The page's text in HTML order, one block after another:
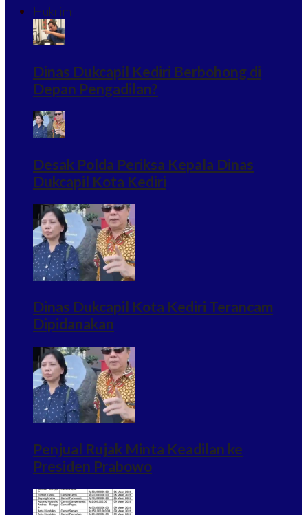
Hukrim
Dinas Dukcapil Kediri Berbohong di
Depan Pengadilan?
Desak Polda Periksa Kepala Dinas
Dukcapil Kota Kediri
Dinas Dukcapil Kota Kediri Terancam
Dipidanakan
Penjual Rujak Minta Keadilan ke
Presiden Prabowo